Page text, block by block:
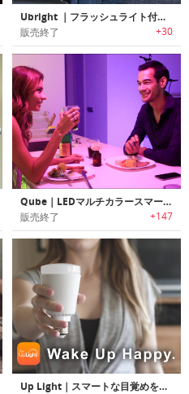
Ubright ｜フラッシュライト付き5000mAhポータブルチャージャー 「ユーブライト」
販売終了 +30
Qube｜LEDマルチカラースマートライト「キューブ」
販売終了 +147
Up Light｜スマートな目覚めを実現する電球「アップライト」